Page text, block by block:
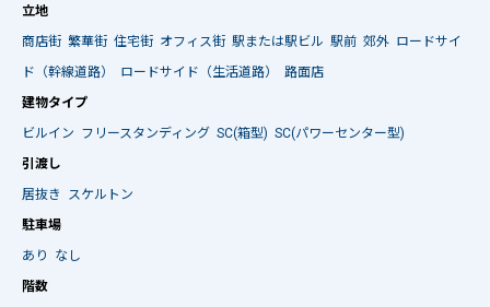
立地
商店街 繁華街 住宅街 オフィス街 駅または駅ビル 駅前 郊外 ロードサイ
ド（幹線道路）
ロードサイド（生活道路）
路面店
建物タイプ
ビルイン フリースタンディング SC(箱型) SC(パワーセンター型)
引渡し
居抜き
スケルトン
駐車場
あり
なし
階数